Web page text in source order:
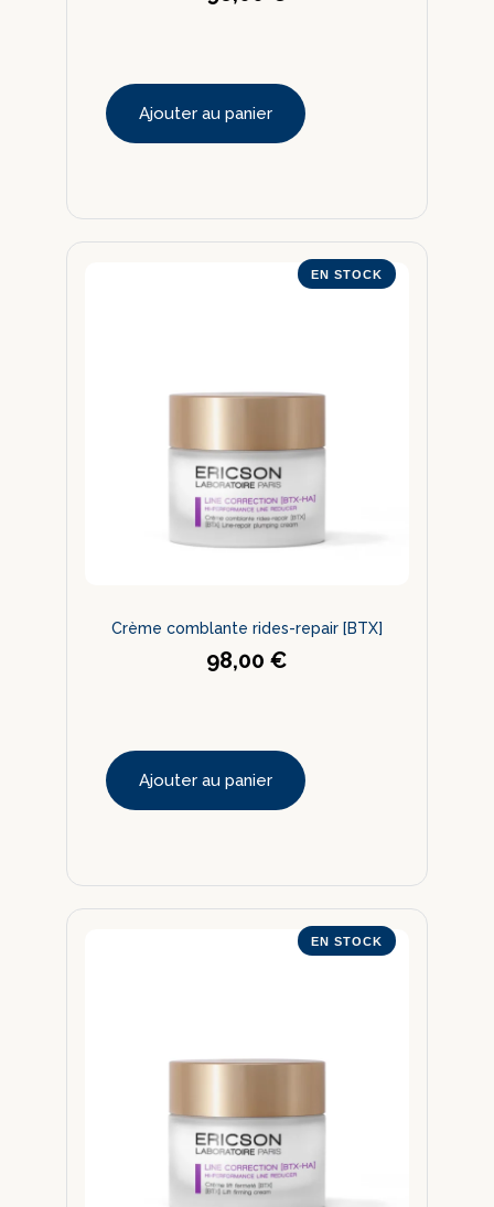
Ajouter au panier
EN STOCK
Crème comblante rides-repair [BTX]
98,00 €
Ajouter au panier
EN STOCK